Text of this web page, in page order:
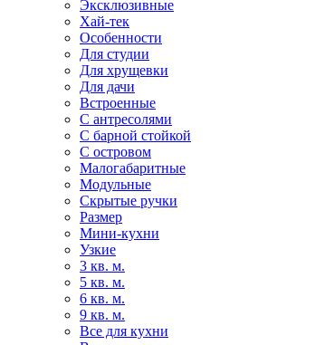
Эксклюзивные
Хай-тек
Особенности
Для студии
Для хрущевки
Для дачи
Встроенные
С антресолями
С барной стойкой
С островом
Малогабаритные
Модульные
Скрытые ручки
Размер
Мини-кухни
Узкие
3 кв. м.
5 кв. м.
6 кв. м.
9 кв. м.
Все для кухни